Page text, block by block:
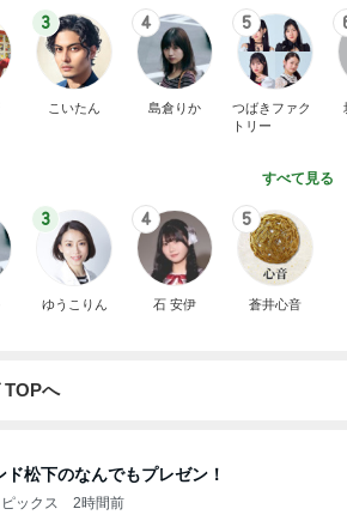
3
こいたん
4
島倉りか
5
つばきファク
トリー
すべて見る
3
ゆうこりん
4
石 安伊
5
蒼井心音
TOPへ
ド松下のなんでもプレゼン！
ックス 2時間前